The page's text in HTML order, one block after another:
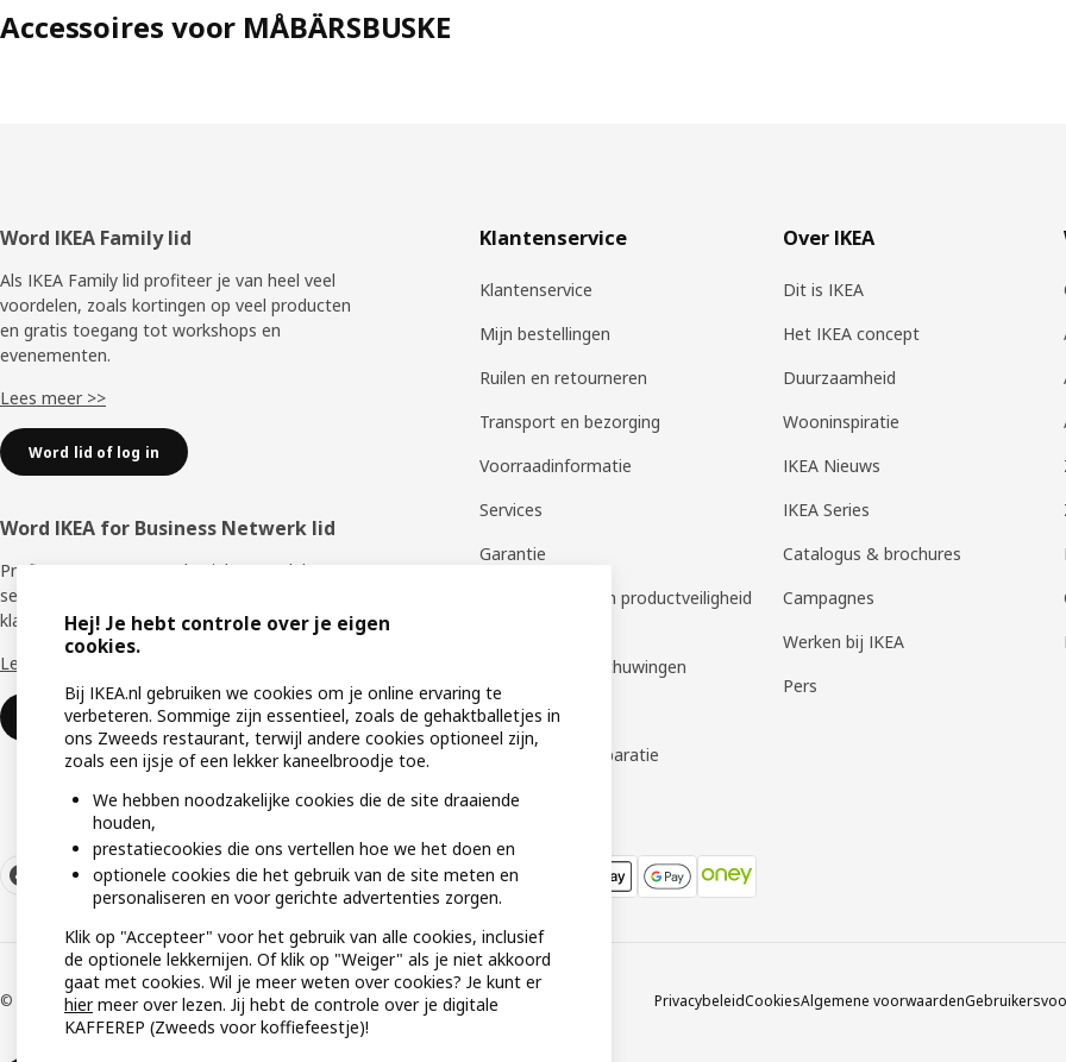
Accessoires voor MÅBÄRSBUSKE
Voettekst
Word IKEA Family lid
Als IKEA Family lid profiteer je van heel veel
voordelen, zoals kortingen op veel producten
en gratis toegang tot workshops en
evenementen.
Lees meer >>
Word lid of log in
Word IKEA for Business Netwerk lid
Profiteer van een aantal unieke voordelen en
services die je ondersteunen als zakelijke
klant.
Lees meer >>
Word lid of log in
Klantenservice
Klantenservice
Mijn bestellingen
Ruilen en retourneren
Transport en bezorging
Voorraadinformatie
Services
Garantie
Probleem melden productveiligheid
veiligheidswaarschuwingen
Montageservice
Onderhoud & reparatie
Over IKEA
Dit is IKEA
Het IKEA concept
Duurzaamheid
Wooninspiratie
IKEA Nieuws
IKEA Series
Catalogus & brochures
Campagnes
Werken bij IKEA
Pers
© Inter IKEA Systems B.V 1999-2026 PrivacybeleidCookiesAlgemene voorwaarden
Hej! Je hebt controle over je eigen
cookies.
Bij IKEA.nl gebruiken we cookies om je online ervaring te
verbeteren. Sommige zijn essentieel, zoals de gehaktballetjes in
ons Zweeds restaurant, terwijl andere cookies optioneel zijn,
zoals een ijsje of een lekker kaneelbroodje toe.
We hebben noodzakelijke cookies die de site draaiende
houden,
prestatiecookies die ons vertellen hoe we het doen en
optionele cookies die het gebruik van de site meten en
personaliseren en voor gerichte advertenties zorgen.
Klik op "Accepteer" voor het gebruik van alle cookies, inclusief
de optionele lekkernijen. Of klik op "Weiger" als je niet akkoord
gaat met cookies. Wil je meer weten over cookies? Je kunt er
hiermeer over lezen. Jij hebt de controle over je digitale
KAFFEREP (Zweeds voor koffiefeestje)!